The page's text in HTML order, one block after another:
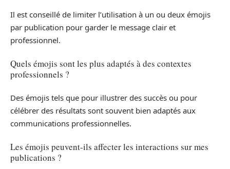
Il est conseillé de limiter l’utilisation à un ou deux émojis
par publication pour garder le message clair et
professionnel.
Quels émojis sont les plus adaptés à des contextes
professionnels ?
Des émojis tels que pour illustrer des succès ou pour
célébrer des résultats sont souvent bien adaptés aux
communications professionnelles.
Les émojis peuvent-ils affecter les interactions sur mes
publications ?